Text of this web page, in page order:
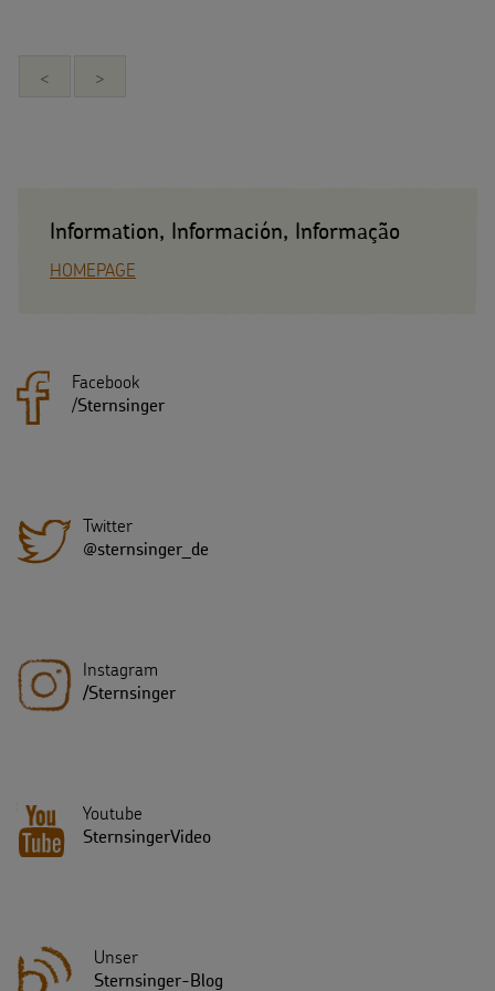
< >
Information, Información, Informação
HOMEPAGE
Facebook
/Sternsinger
Twitter
@sternsinger_de
Instagram
/Sternsinger
Youtube
SternsingerVideo
Unser
Sternsinger-Blog